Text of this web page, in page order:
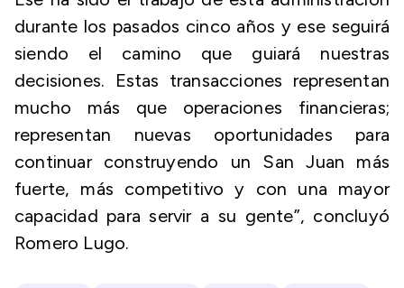
durante los pasados cinco años y ese seguirá
siendo el camino que guiará nuestras
decisiones. Estas transacciones representan
mucho más que operaciones financieras;
representan nuevas oportunidades para
continuar construyendo un San Juan más
fuerte, más competitivo y con una mayor
capacidad para servir a su gente”, concluyó
Romero Lugo.